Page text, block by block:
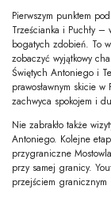
Pierwszym punktem
Trześcianka i Puchły
bogatych zdobień. To
zobaczyć wyjątkowy
Świętych Antoniego i
prawosławnym skicie
zachwyca spokojem i
Nie zabrakło także
Antoniego. Kolejne
przygraniczne
przy samej granicy.
przejściem granicznym